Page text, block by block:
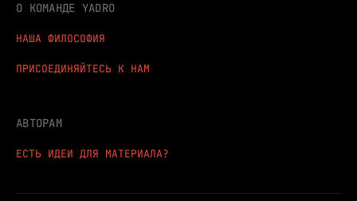
О КОМАНДЕ YADRO
НАША ФИЛОСОФИЯ
ПРИСОЕДИНЯЙТЕСЬ К НАМ
АВТОРАМ
ЕСТЬ ИДЕИ ДЛЯ МАТЕРИАЛА?